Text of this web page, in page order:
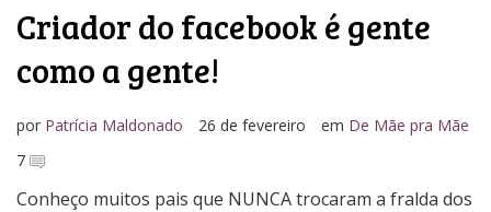
Criador do facebook é gente
como a gente!
por Patrícia Maldonado 26 de fevereiro em De Mãe pra Mãe
7
Conheço muitos pais que NUNCA trocaram a fralda dos